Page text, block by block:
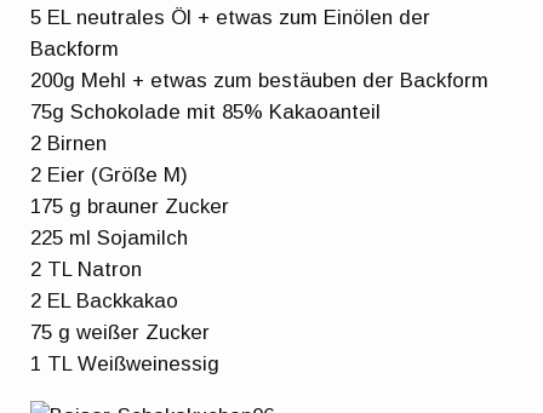
5 EL neutrales Öl + etwas zum Einölen der
Backform
200g Mehl + etwas zum bestäuben der Backform
75g Schokolade mit 85% Kakaoanteil
2 Birnen
2 Eier (Größe M)
175 g brauner Zucker
225 ml Sojamilch
2 TL Natron
2 EL Backkakao
75 g weißer Zucker
1 TL Weißweinessig